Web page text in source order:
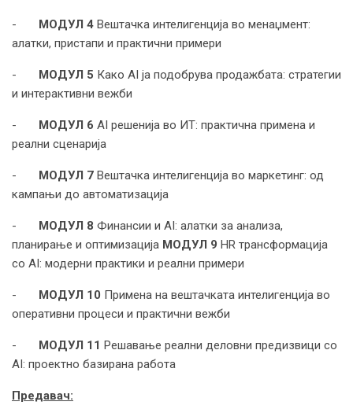
- МОДУЛ 4 Вештачка интелигенција во менаџмент:
алатки, пристапи и практични примери
- МОДУЛ 5 Како AI ја подобрува продажбата: стратегии
и интерактивни вежби
- МОДУЛ 6 AI решенија во ИТ: практична примена и
реални сценарија
- МОДУЛ 7 Вештачка интелигенција во маркетинг: од
кампањи до автоматизација
- МОДУЛ 8 Финансии и AI: алатки за анализа,
планирање и оптимизација МОДУЛ 9 HR трансформација
со AI: модерни практики и реални примери
- МОДУЛ 10 Примена на вештачката интелигенција во
оперативни процеси и практични вежби
- МОДУЛ 11 Решавање реални деловни предизвици со
AI: проектно базирана работа
Предавач: